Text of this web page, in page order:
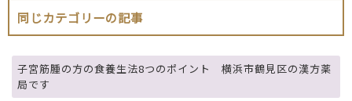
同じカテゴリーの記事
子宮筋腫の方の食養生法8つのポイント 横浜市鶴見区の漢方薬
局です